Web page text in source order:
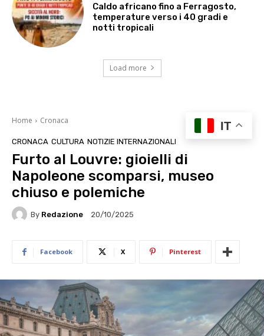
Caldo africano fino a Ferragosto,
temperature verso i 40 gradi e
notti tropicali
Load more